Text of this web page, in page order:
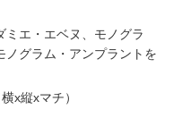
ミエ・エベヌ、モノグラ
ノグラム・アンプラントを
x縦xマチ）